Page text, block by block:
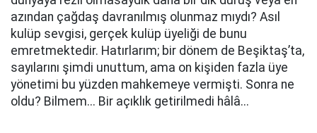
azından çağdaş davranılmış olunmaz mıydı? Asıl
kulüp sevgisi, gerçek kulüp üyeliği de bunu
emretmektedir. Hatırlarım; bir dönem de Beşiktaş’ta,
sayılarını şimdi unuttum, ama on kişiden fazla üye
yönetimi bu yüzden mahkemeye vermişti. Sonra ne
oldu? Bilmem... Bir açıklık getirilmedi hâlâ...